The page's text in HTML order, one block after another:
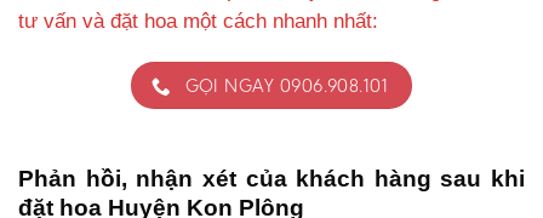
tư vấn và đặt hoa một cách nhanh nhất:
GỌI NGAY 0906.908.101
Phản hồi, nhận xét của khách hàng sau khi
đặt hoa Huyện Kon Plông